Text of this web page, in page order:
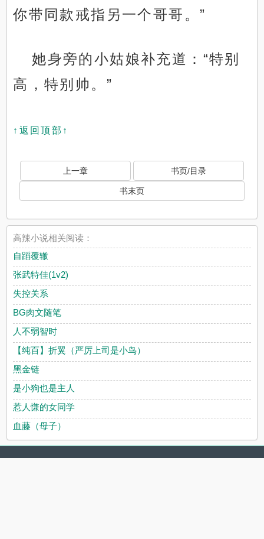
你带同款戒指另一个哥哥。”
她身旁的小姑娘补充道：“特别
高，特别帅。”
↑返回顶部↑
上一章 书页/目录
书末页
高辣小说相关阅读：
自蹈覆辙
张武特佳(1v2)
失控关系
BG肉文随笔
人不弱智时
【纯百】折翼（严厉上司是小鸟）
黑金链
是小狗也是主人
惹人慊的女同学
血藤（母子）